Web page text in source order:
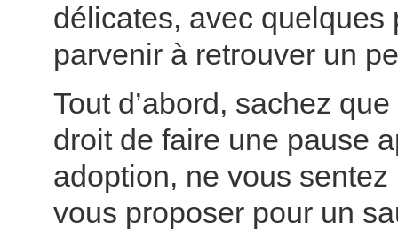
délicates, avec quelques
parvenir à retrouver un
Tout d’abord, sachez
droit de faire une pause
adoption, ne vous
vous proposer pour un